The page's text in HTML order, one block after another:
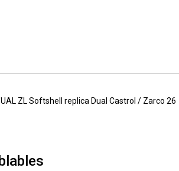
ZL Softshell replica Dual Castrol / Zarco 26